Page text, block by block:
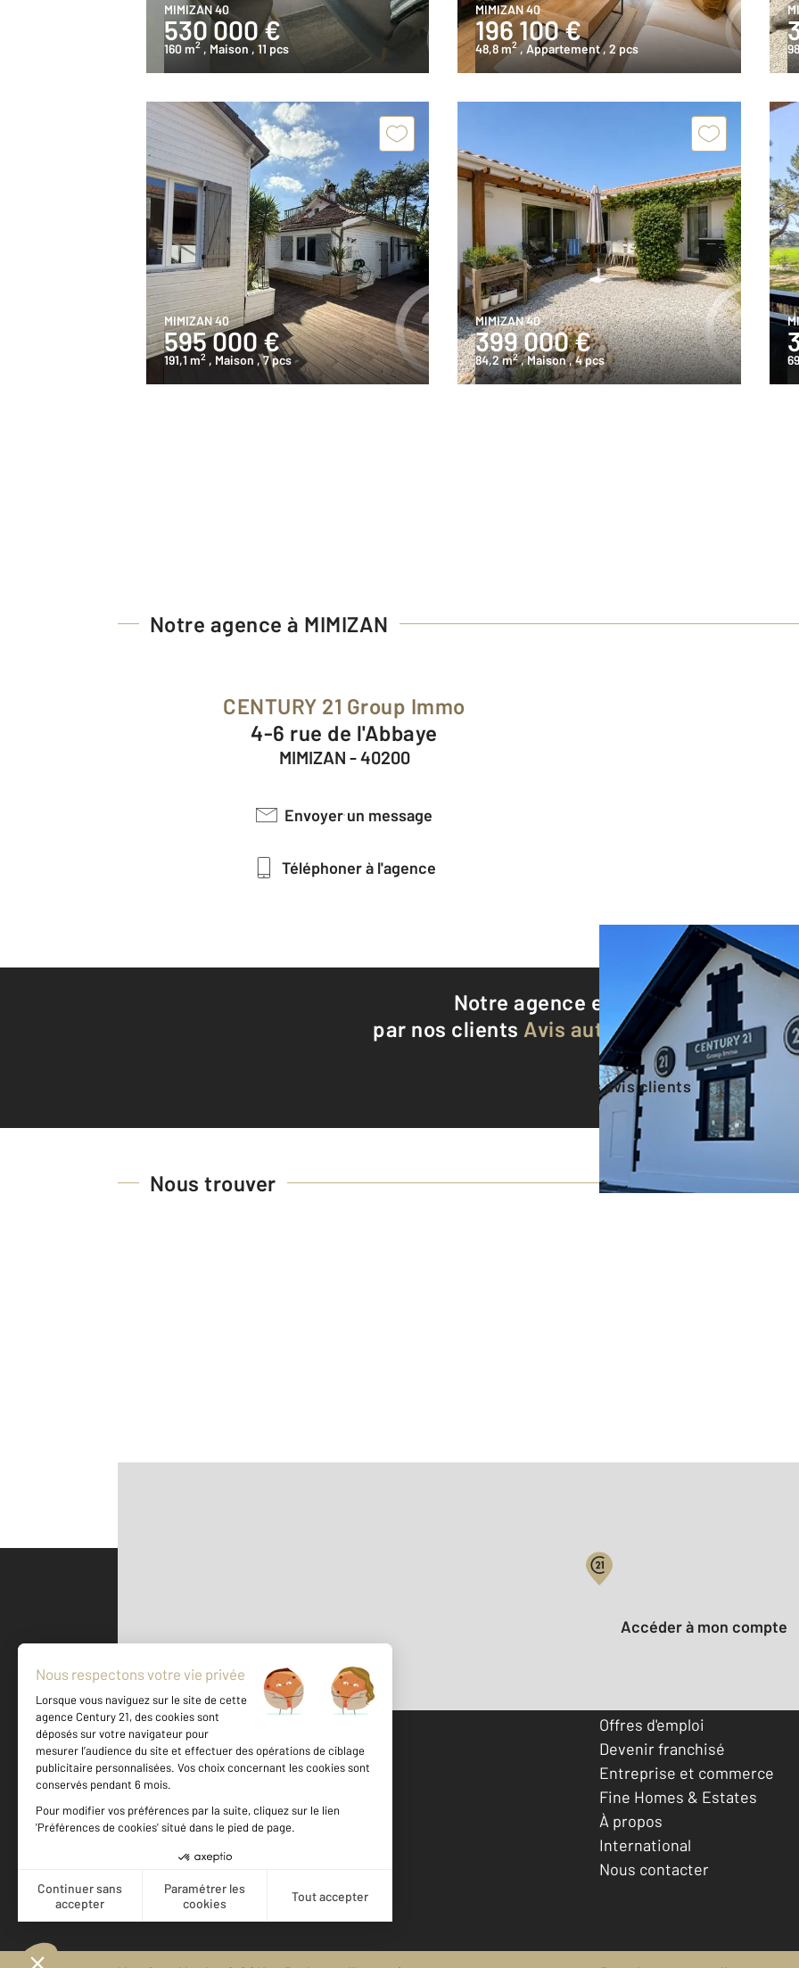
MIMIZAN 40
530 000 €
160 m2 , Maison , 11 pcs
MIMIZAN 40
196 100 €
48,8 m2 , Appartement, 2 pcs
MIMIZAN 40
595 000 €
191,1 m2 , Maison , 7 pcs
MIMIZAN 40
399 000 €
84,2 m2 , Maison, 4 pcs
Notre agence à MIMIZAN
CENTURY 21 Group Immo
4-6 rue de l'Abbaye
MIMIZAN - 40200
Envoyer un message
Téléphoner à l'agence
Notre agence est notée9,1/10
par nos clients Avis authentifiés par
Voir tous les avis clients
Nous trouver
500 m ©Mappy
Votre compte :
Accéder à mon compte
Votre agence est notée
Achat
Location
Offres d'emploi
Devenir franchisé
Entreprise et commerce
Fine Homes & Estates
À propos
International
Nous contacter